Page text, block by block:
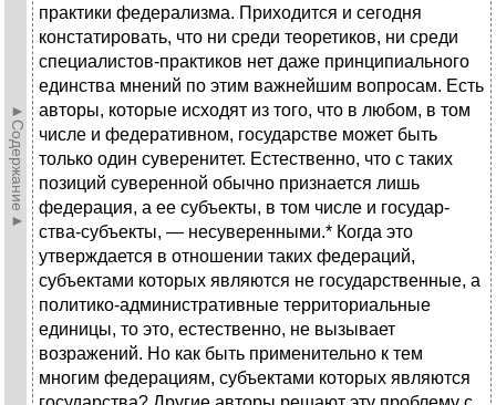
►Содержание►
практики федерализма. Приходится и сегодня
констатировать, что ни среди теоретиков, ни среди
специалис­тов-практиков нет даже принципиального
единства мнений по этим важнейшим вопросам. Есть
авторы, которые исходят из того, что в любом, в том
числе и федеративном, государстве может быть
только один суверенитет. Естественно, что с таких
позиций суверенной обыч­но признается лишь
федерация, а ее субъекты, в том числе и государ­
ства-субъекты, — несуверенными.* Когда это
утверждается в отноше­нии таких федераций,
субъектами которых являются не государствен­ные, а
политико-административные территориальные
единицы, то это, естественно, не вызывает
возражений. Но как быть применительно к тем
многим федерациям, субъектами которых являются